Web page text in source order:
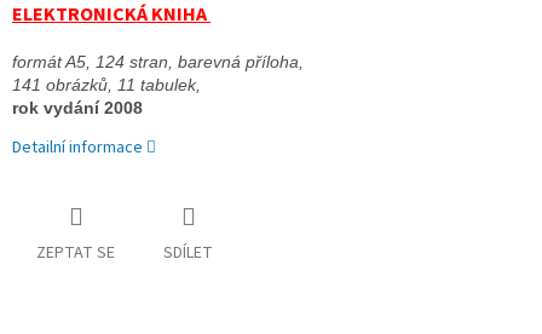
ELEKTRONICKÁ KNIHA
formát A5, 124 stran, barevná příloha,
141 obrázků, 11 tabulek,
rok vydání 2008
Detailní informace
ZEPTAT SE SDÍLET